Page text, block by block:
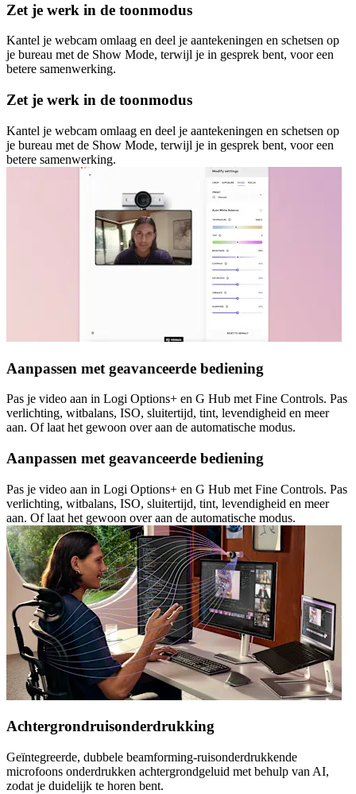
Zet je werk in de toonmodus
Kantel je webcam omlaag en deel je aantekeningen en schetsen op
je bureau met de Show Mode, terwijl je in gesprek bent, voor een
betere samenwerking.
Zet je werk in de toonmodus
Kantel je webcam omlaag en deel je aantekeningen en schetsen op
je bureau met de Show Mode, terwijl je in gesprek bent, voor een
betere samenwerking.
Aanpassen met geavanceerde bediening
Pas je video aan in Logi Options+ en G Hub met Fine Controls. Pas
verlichting, witbalans, ISO, sluitertijd, tint, levendigheid en meer
aan. Of laat het gewoon over aan de automatische modus.
Aanpassen met geavanceerde bediening
Pas je video aan in Logi Options+ en G Hub met Fine Controls. Pas
verlichting, witbalans, ISO, sluitertijd, tint, levendigheid en meer
aan. Of laat het gewoon over aan de automatische modus.
Achtergrondruisonderdrukking
Geïntegreerde, dubbele beamforming-ruisonderdrukkende
microfoons onderdrukken achtergrondgeluid met behulp van AI,
zodat je duidelijk te horen bent.